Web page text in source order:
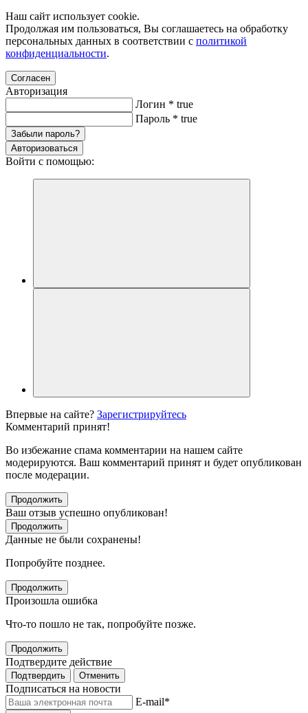
Наш сайт использует cookie.
Продолжая им пользоваться, Вы соглашаетесь на обработку
персональных данных в соответствии с политикой
конфиденциальности.
Согласен
Авторизация
Логин * true
Пароль * true
Забыли пароль?
Авторизоваться
Войти с помощью:
Впервые на сайте? Зарегистрируйтесь
Комментарий принят!
Во избежание спама комментарии на нашем сайте
модерируются. Ваш комментарий принят и будет опубликован
после модерации.
Продолжить
Ваш отзыв успешно опубликован!
Продолжить
Данные не были сохранены!
Попробуйте позднее.
Продолжить
Произошла ошибка
Что-то пошло не так, попробуйте позже.
Продолжить
Подтвердите действие
Подтвердить Отменить
Подписаться на новости
E-mail*